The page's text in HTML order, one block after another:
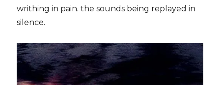
writhing in pain. the sounds being replayed in
silence.